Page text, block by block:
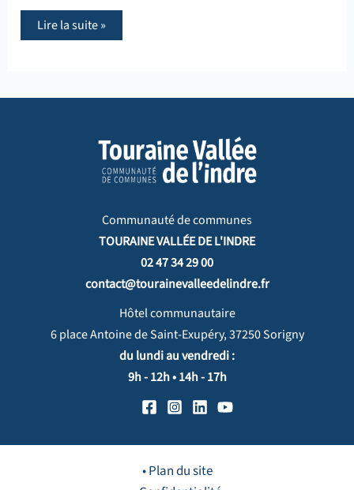
Lire la suite »
Communauté de communes
TOURAINE VALLÉE DE L'INDRE
02 47 34 29 00
contact@tourainevalleedelindre.fr
Hôtel communautaire
6 place Antoine de Saint-Exupéry, 37250 Sorigny
du lundi au vendredi :
9h - 12h • 14h - 17h
• Plan du site